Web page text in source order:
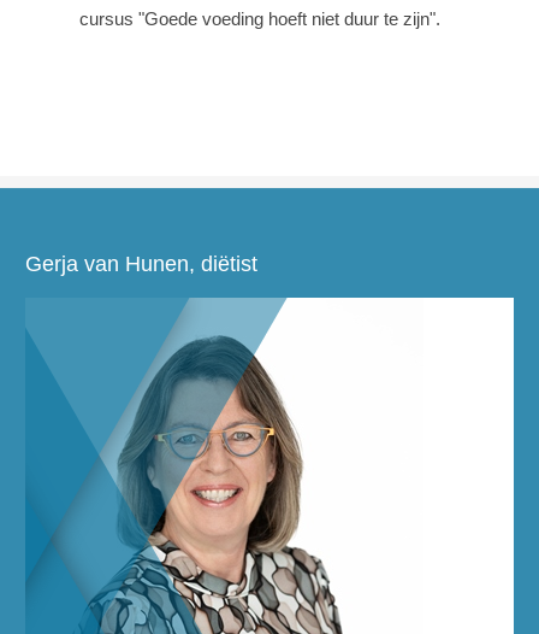
cursus "Goede voeding hoeft niet duur te zijn".
Gerja van Hunen, diëtist